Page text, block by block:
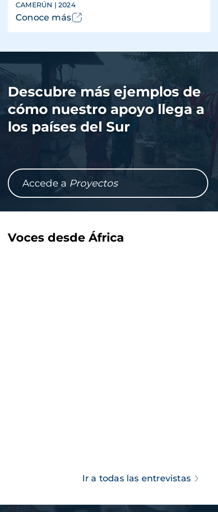
CAMERÚN | 2024
Conoce más
Archivo
de
Descubre más ejemplos de
cómo nuestro apoyo llega a
los países del Sur
Accede a Proyectos
Voces desde África
Ir a todas las entrevistas